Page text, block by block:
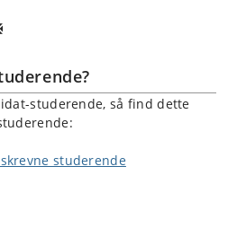
studerende, så find dette
studerende